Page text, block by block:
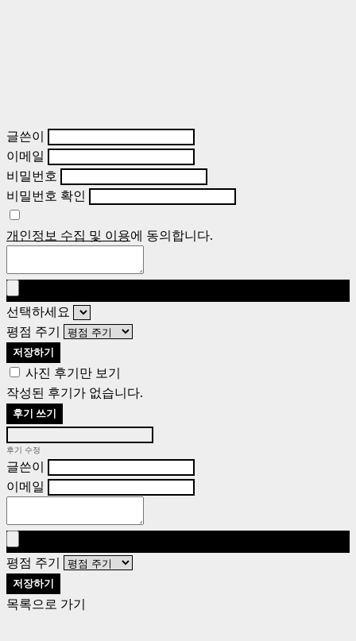
글쓴이
이메일
비밀번호
비밀번호 확인
개인정보 수집 및 이용에 동의합니다.
선택하세요
평점 주기
저장하기
사진 후기만 보기
작성된 후기가 없습니다.
후기 쓰기
후기 수정
글쓴이
이메일
평점 주기
저장하기
목록으로 가기